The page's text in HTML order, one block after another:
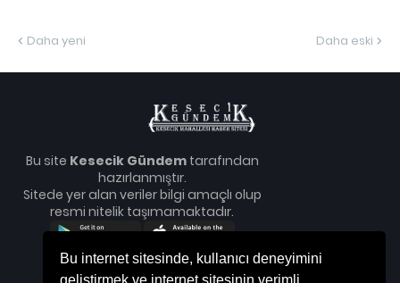
Bu internet sitesinde, kullanıcı deneyimini
geliştirmek ve internet sitesinin verimli
Daha yeni Daha eski
Bu site Kesecik Gündemtarafından
hazırlanmıştır.
Sitede yer alan veriler bilgi amaçlı olup
resmi nitelik taşımamaktadır.